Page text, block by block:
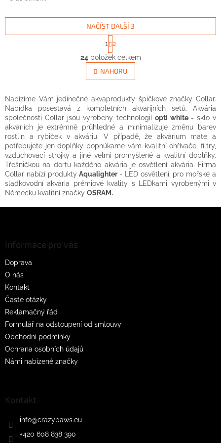
O
v
l
á
a
c
í
p
v
k
y
v
ý
p
NAČÍST DALŠÍ 3
S
t
r
á
n
k
v
á
n
í
1 2
24položek celkem
NAHORU
Nabízíme Vám jedinečné akvaprodukty špičkové značky Collar.
Nabídka posestává z kompletních akvarijních setů.
Akvária
společnosti Collar jsou vyrobeny technologií opti white - sklo v
akváriích
je extrémně průhledné a minimalizuje změnu
barev
rostlin a
rybiček v akváriu. V případě, že akvárium máte
a
potřebujete jen doplňky popnúkame vám kvalitní ohřívače, filtry,
vzduchovací strojky a jiné velmi promyšlené a kvalitní doplňky.
Třešničkou na dortu každého akvária je osvětlení akvária. Firma
Collar nabízí produkty Aqualighter - LED osvětlení, pro mořské a
sladkovodní akvária prémiové kvality s LEDkami vyrobenými v
Německu kvalitní značky OSRAM.
Informace pro vás
Doprava
O nás
Kontakt
Časté otázky
Reklamačný řád
Formulář na odstoupení od smlouvy
Obchodní podmínky
Ochrana osobních údajů
Námi nabízené značky
Kontakt
info@crazypaws.eu
+420 608 838 390